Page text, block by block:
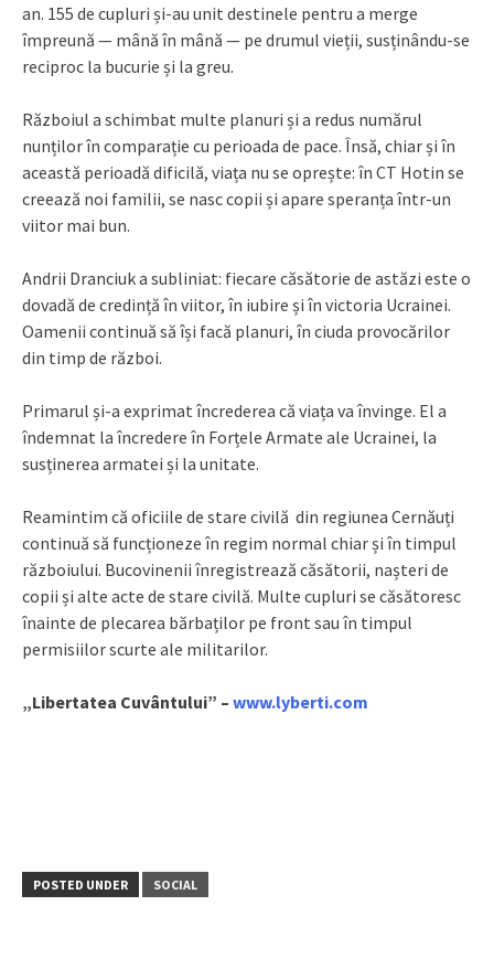
an. 155 de cupluri și-au unit destinele pentru a merge
împreună — mână în mână — pe drumul vieții, susținându-se
reciproc la bucurie și la greu.
Războiul a schimbat multe planuri și a redus numărul
nunților în comparație cu perioada de pace. Însă, chiar și în
această perioadă dificilă, viața nu se oprește: în CT Hotin se
creează noi familii, se nasc copii și apare speranța într-un
viitor mai bun.
Andrii Dranciuk a subliniat: fiecare căsătorie de astăzi este o
dovadă de credință în viitor, în iubire și în victoria Ucrainei.
Oamenii continuă să își facă planuri, în ciuda provocărilor
din timp de război.
Primarul și-a exprimat încrederea că viața va învinge. El a
îndemnat la încredere în Forțele Armate ale Ucrainei, la
susținerea armatei și la unitate.
Reamintim că oficiile de stare civilă din regiunea Cernăuți
continuă să funcționeze în regim normal chiar și în timpul
războiului. Bucovinenii înregistrează căsătorii, nașteri de
copii și alte acte de stare civilă. Multe cupluri se căsătoresc
înainte de plecarea bărbaților pe front sau în timpul
permisiilor scurte ale militarilor.
„Libertatea Cuvântului” – www.lyberti.com
POSTED UNDER SOCIAL